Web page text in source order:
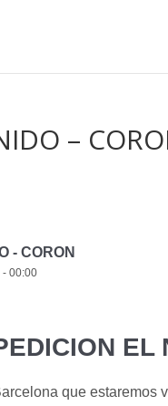
–
- CORON
- 00:00
EL
que